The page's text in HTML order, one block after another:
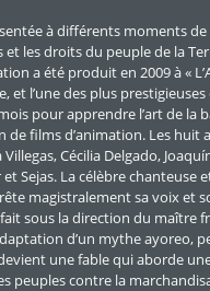
à différents moments
les droits du peuple de la
a été produit en 2009 à «
et l’une des plus
pour apprendre l’art de la
de films d’animation. Les
Cécilia Delgado,
Sejas. La célèbre chanteuse
magistralement sa voix et
sous la direction du maître
d’un mythe ayoreo,
une fable qui aborde
peuples contre la